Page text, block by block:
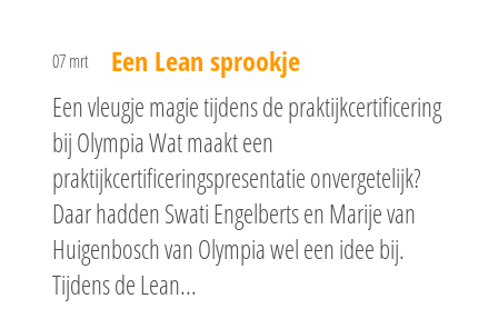
07 mrt Een Lean sprookje
Een vleugje magie tijdens de praktijkcertificering
bij Olympia Wat maakt een
praktijkcertificeringspresentatie onvergetelijk?
Daar hadden Swati Engelberts en Marije van
Huigenbosch van Olympia wel een idee bij.
Tijdens de Lean...